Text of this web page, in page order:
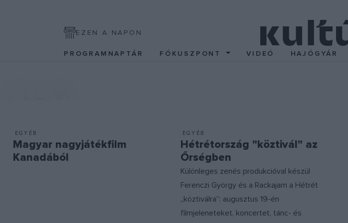
EZEN A NAPON
PROGRAMNAPTÁR FÓKUSZPONT VIDEÓ HAJÓGYÁR
EGYÉB
Magyar nagyjátékfilm
Kanadából
EGYÉB
Hétrétország "köztivál" az
Őrségben
Különleges zenés produkcióval készül
Ferenczi György és a Rackajam a Hétrét
„köztiválra”: augusztus 19-én
filmjeleneteket, koncertet, tánc- és